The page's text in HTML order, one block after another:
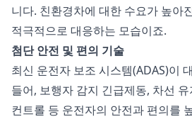
니다. 친환경차에 대한 수요가 높아
적극적으로 대응하는 모습이죠.
첨단 안전 및 편의 기술
최신 운전자 보조 시스템(ADAS)이
들어, 보행자 감지 긴급제동, 차선
컨트롤 등 운전자의 안전과 편의를